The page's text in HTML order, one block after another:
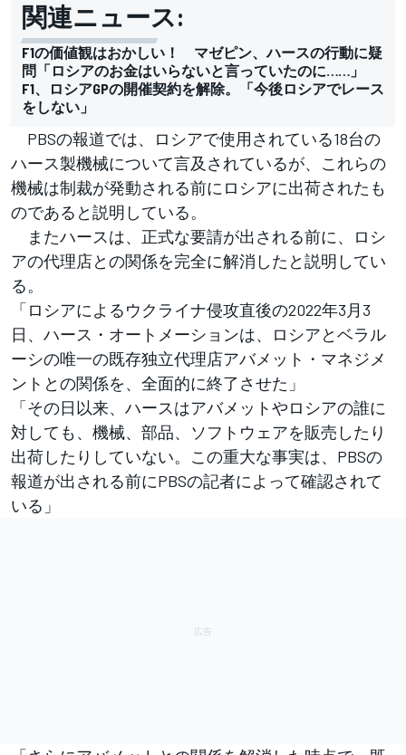
関連ニュース:
F1の価値観はおかしい！ マゼピン、ハースの行動に疑
問「ロシアのお金はいらないと言っていたのに……」
F1、ロシアGPの開催契約を解除。「今後ロシアでレース
をしない」
PBSの報道では、ロシアで使用されている18台の
ハース製機械について言及されているが、これらの
機械は制裁が発動される前にロシアに出荷されたも
のであると説明している。
またハースは、正式な要請が出される前に、ロシ
アの代理店との関係を完全に解消したと説明してい
る。
「ロシアによるウクライナ侵攻直後の2022年3月3
日、ハース・オートメーションは、ロシアとベラル
ーシの唯一の既存独立代理店アバメット・マネジメ
ントとの関係を、全面的に終了させた」
「その日以来、ハースはアバメットやロシアの誰に
対しても、機械、部品、ソフトウェアを販売したり
出荷したりしていない。この重大な事実は、PBSの
報道が出される前にPBSの記者によって確認されて
いる」